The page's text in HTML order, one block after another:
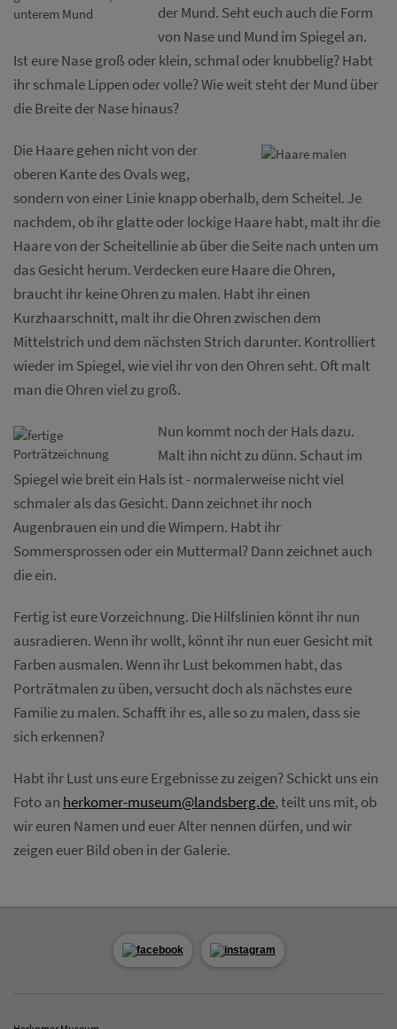
der Mund. Seht euch auch die Form
von Nase und Mund im Spiegel an.
Ist eure Nase groß oder klein, schmal oder knubbelig? Habt
ihr schmale Lippen oder volle? Wie weit steht der Mund über
die Breite der Nase hinaus?
Die Haare gehen nicht von der
oberen Kante des Ovals weg,
sondern von einer Linie knapp oberhalb, dem Scheitel. Je
nachdem, ob ihr glatte oder lockige Haare habt, malt ihr die
Haare von der Scheitellinie ab über die Seite nach unten um
das Gesicht herum. Verdecken eure Haare die Ohren,
braucht ihr keine Ohren zu malen. Habt ihr einen
Kurzhaarschnitt, malt ihr die Ohren zwischen dem
Mittelstrich und dem nächsten Strich darunter. Kontrolliert
wieder im Spiegel, wie viel ihr von den Ohren seht. Oft malt
man die Ohren viel zu groß.
Nun kommt noch der Hals dazu.
Malt ihn nicht zu dünn. Schaut im
Spiegel wie breit ein Hals ist - normalerweise nicht viel
schmaler als das Gesicht. Dann zeichnet ihr noch
Augenbrauen ein und die Wimpern. Habt ihr
Sommersprossen oder ein Muttermal? Dann zeichnet auch
die ein.
Fertig ist eure Vorzeichnung. Die Hilfslinien könnt ihr nun
ausradieren. Wenn ihr wollt, könnt ihr nun euer Gesicht mit
Farben ausmalen. Wenn ihr Lust bekommen habt, das
Porträtmalen zu üben, versucht doch als nächstes eure
Familie zu malen. Schafft ihr es, alle so zu malen, dass sie
sich erkennen?
Habt ihr Lust uns eure Ergebnisse zu zeigen? Schickt uns ein
Foto an herkomer-museum@landsberg.de, teilt uns mit, ob
wir euren Namen und euer Alter nennen dürfen, und wir
zeigen euer Bild oben in der Galerie.